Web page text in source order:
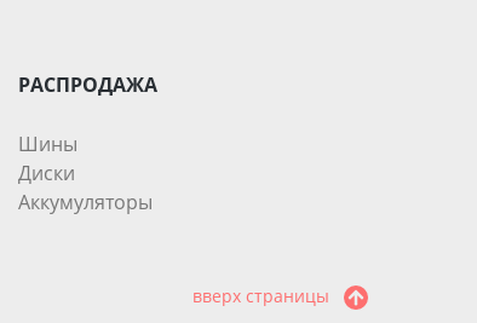
РАСПРОДАЖА
Шины
Диски
Аккумуляторы
вверх страницы